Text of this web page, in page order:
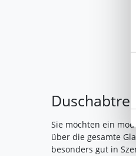
Sie möchten ein
über die gesamte
besonders gut in